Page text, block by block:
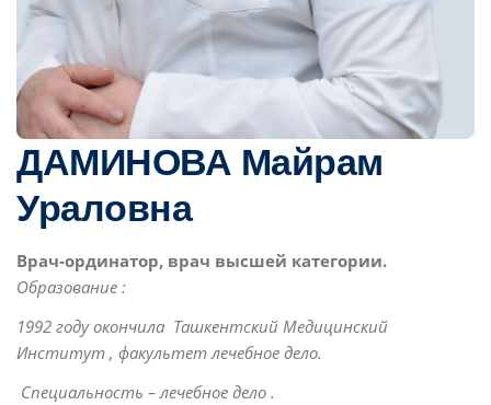
ДАМИНОВА Майрам
Ураловна
Bрач-ординатор, врач высшей категории.
Образование :
1992 году окончила Ташкентский Медицинский
Институт , факультет лечебное дело.
Специальность – лечебное дело .